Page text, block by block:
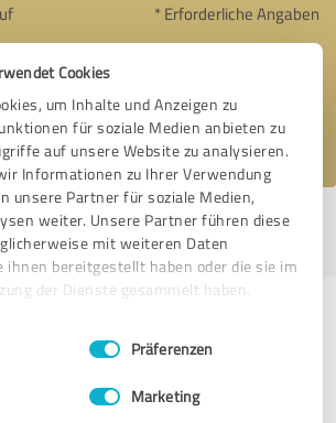
Cookies
um Inhalte und Anzeigen zu
für soziale Medien anbieten zu
auf unsere Website zu analysieren.
Informationen zu Ihrer Verwendung
unsere Partner für soziale Medien,
weiter. Unsere Partner führen diese
mit weiteren Daten
ihnen bereitgestellt haben oder die sie im
der Dienste gesammelt haben.
Präferenzen
Marketing
* Erforderliche Angaben
Nachricht senden
zu.
|Letzte Aktualisierung: 24.11.2020|Profil
melden
aus dem Bereich E-
Commerce